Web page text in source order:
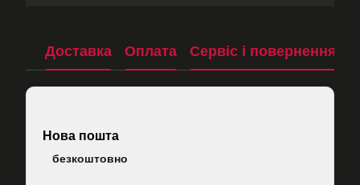
Доставка Оплата Сервіс і повернення
Нова пошта
безкоштовно